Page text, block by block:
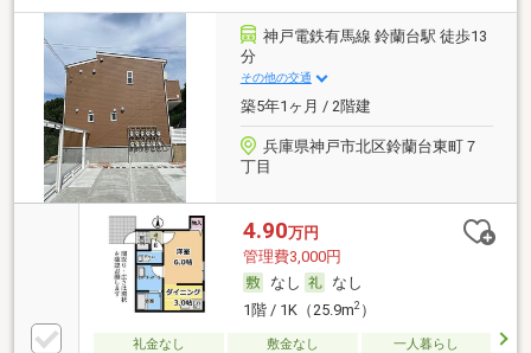
神戸電鉄有馬線 鈴蘭台駅 徒歩13
分
その他の交通
築5年1ヶ月 / 2階建
兵庫県神戸市北区鈴蘭台東町７
丁目
4.90万円
管理費3,000円
なし
なし
1階 / 1K（25.9m2）
礼金なし 敷金なし
一人暮らし